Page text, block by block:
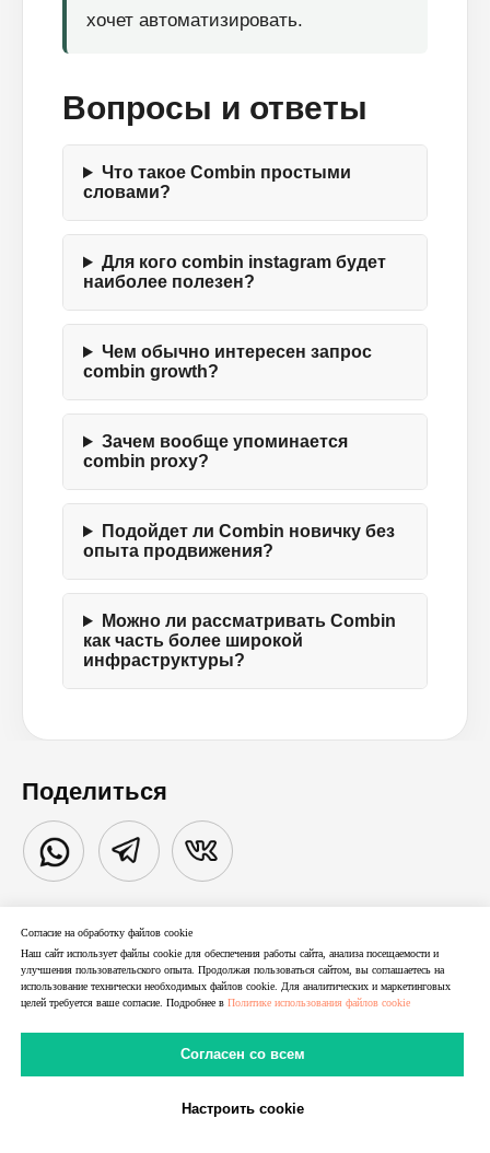
хочет автоматизировать.
Вопросы и ответы
Что такое Combin простыми
словами?
Для кого combin instagram будет
наиболее полезен?
Чем обычно интересен запрос
combin growth?
Зачем вообще упоминается
combin proxy?
Подойдет ли Combin новичку без
опыта продвижения?
Можно ли рассматривать Combin
как часть более широкой
инфраструктуры?
Поделиться
Согласие на обработку файлов cookie
Наш сайт использует файлы cookie для обеспечения работы сайта, анализа посещаемости и
улучшения пользовательского опыта. Продолжая пользоваться сайтом, вы соглашаетесь на
использование технически необходимых файлов cookie. Для аналитических и маркетинговых
целей требуется ваше согласие. Подробнее в Политике использования файлов cookie
Согласен со всем
Настроить cookie